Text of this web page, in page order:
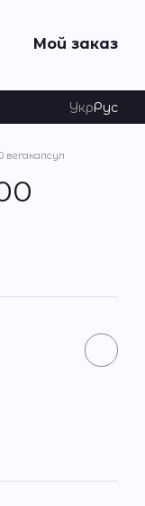
Мой заказ
УкрРус
вегакапсул